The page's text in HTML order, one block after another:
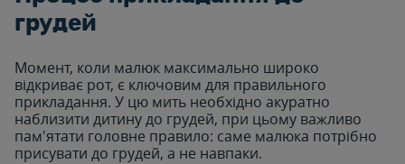
грудей
Момент, коли малюк максимально широко
відкриває рот, є ключовим для правильного
прикладання. У цю мить необхідно акуратно
наблизити дитину до грудей, при цьому важливо
пам'ятати головне правило: саме малюка потрібно
присувати до грудей, а не навпаки.